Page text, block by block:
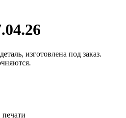
изготовлена под заказ.